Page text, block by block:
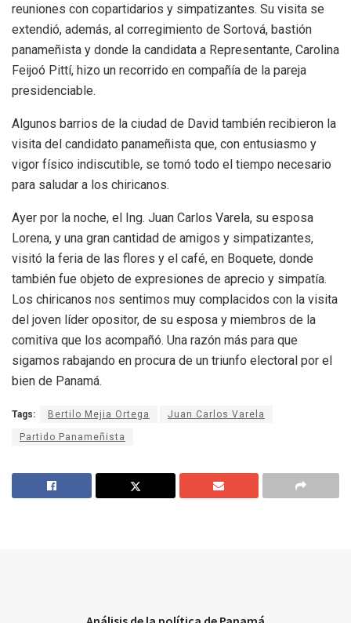
reuniones con copartidarios y simpatizantes. Su visita se
extendió, además, al corregimiento de Sortová, bastión
panameñista y donde la candidata a Representante, Carolina
Feijoó Pittí, hizo un recorrido en compañía de la pareja
presidenciable.
Algunos barrios de la ciudad de David también recibieron la
visita del candidato panameñista que, con entusiasmo y
vigor físico indiscutible, se tomó todo el tiempo necesario
para saludar a los chiricanos.
Ayer por la noche, el Ing. Juan Carlos Varela, su esposa
Lorena, y una gran cantidad de amigos y simpatizantes,
visitó la feria de las flores y el café, en Boquete, donde
también fue objeto de expresiones de aprecio y simpatía.
Los chiricanos nos sentimos muy complacidos con la visita
del joven líder opositor, de su esposa y miembros de la
comitiva que los acompañó. Una razón más para que
sigamos rabajando en procura de un triunfo electoral por el
bien de Panamá.
Tags: Bertilo Mejia Ortega Juan Carlos Varela
Partido Panameñista